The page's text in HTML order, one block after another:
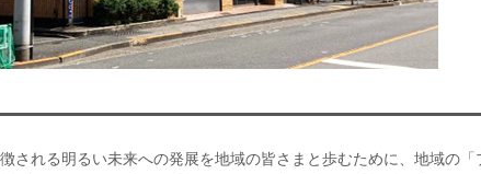
れる明るい未来への発展を地域の皆さまと歩むために、地域の「